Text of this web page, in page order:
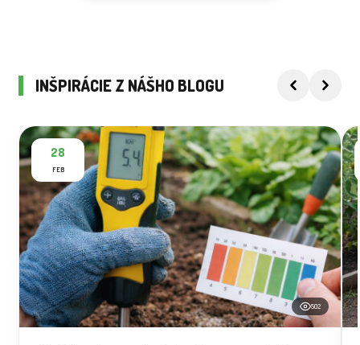
INŠPIRÁCIE Z NÁŠHO BLOGU
28
FEB
502